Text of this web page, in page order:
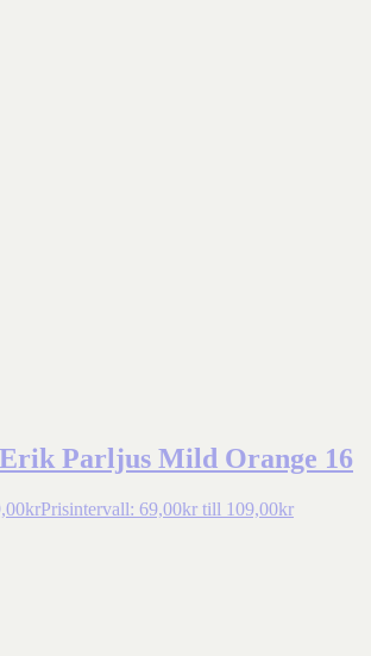
Parljus Mild Orange 16
krPrisintervall: 69,00kr till 109,00kr